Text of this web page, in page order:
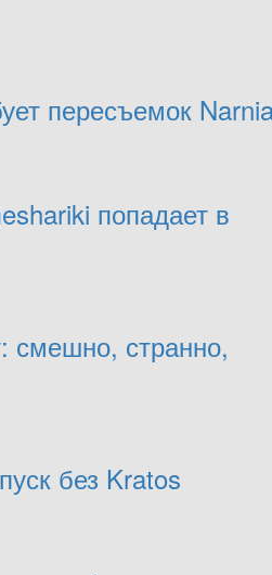
пересъемок
попадает в
смешно, странно,
без Kratos